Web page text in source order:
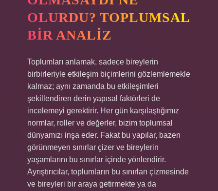
OLURDU? TOPLUMSAL
BIR ANALIZ
Toplumları anlamak, sadece bireylerin
birbirleriyle etkileşim biçimlerini gözlemlemekle
kalmaz; aynı zamanda bu etkileşimleri
şekillendiren derin yapısal faktörleri de
incelemeyi gerektirir. Her gün karşılaştığımız
normlar, roller ve değerler, bizim toplumsal
dünyamızı inşa eder. Fakat bu yapılar, bazen
görünmeyen sınırlar çizer ve bireylerin
yaşamlarını bu sınırlar içinde yönlendirir.
Ayrıştırıcılar, toplumların bu sınırları çizmesinde
ve bireyleri bir araya getirmekte ya da